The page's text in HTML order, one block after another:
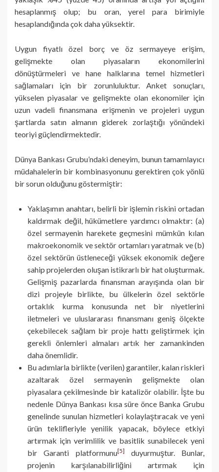
hesaplanmış olup; bu oran, yerel para birimiyle
hesaplandığında çok daha yüksektir.
Uygun fiyatlı özel borç ve öz sermayeye erişim,
gelişmekte olan piyasaların ekonomilerini
dönüştürmeleri ve hane halklarına temel hizmetleri
sağlamaları için bir zorunluluktur. Anket sonuçları,
yükselen piyasalar ve gelişmekte olan ekonomiler için
uzun vadeli finansmana erişmenin ve projeleri uygun
şartlarda satın almanın giderek zorlaştığı yönündeki
teoriyi güçlendirmektedir.
Dünya Bankası Grubu’ndaki deneyim, bunun tamamlayıcı
müdahalelerin bir kombinasyonunu gerektiren çok yönlü
bir sorun olduğunu göstermiştir:
Yaklaşımın anahtarı, belirli bir işlemin riskini ortadan
kaldırmak değil, hükümetlere yardımcı olmaktır: (a)
özel sermayenin harekete geçmesini mümkün kılan
makroekonomik ve sektör ortamları yaratmak ve (b)
özel sektörün üstleneceği yüksek ekonomik değere
sahip projelerden oluşan istikrarlı bir hat oluşturmak.
Gelişmiş pazarlarda finansman arayışında olan bir
dizi projeyle birlikte, bu ülkelerin özel sektörle
ortaklık kurma konusunda net bir niyetlerini
iletmeleri ve uluslararası finansmanı geniş ölçekte
çekebilecek sağlam bir proje hattı geliştirmek için
gerekli önlemleri almaları artık her zamankinden
daha önemlidir.
Bu adımlarla birlikte (verilen) garantiler, kalan riskleri
azaltarak özel sermayenin gelişmekte olan
piyasalara çekilmesinde bir katalizör olabilir. İşte bu
nedenle Dünya Bankası kısa süre önce Banka Grubu
genelinde sunulan hizmetleri kolaylaştıracak ve yeni
ürün teklifleriyle yenilik yapacak, böylece etkiyi
artırmak için verimlilik ve basitlik sunabilecek yeni
bir Garanti platformunu[5]
duyurmuştur. Bunlar,
projenin karşılanabilirliğini artırmak için